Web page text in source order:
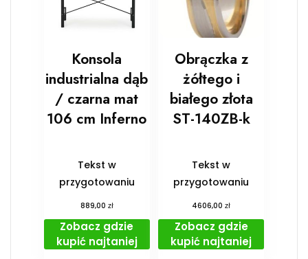
Konsola
industrialna dąb
/ czarna mat
106 cm Inferno
Tekst w
przygotowaniu
889,00 zł
Zobacz gdzie
kupić najtaniej
Obrączka z
żółtego i
białego złota
ST-140ZB-k
Tekst w
przygotowaniu
4606,00zł
Zobacz gdzie
kupić najtaniej